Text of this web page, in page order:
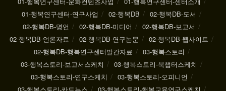
01-행복연구센터-연구사업
02-행복DB
02-행복DB-도서
02-행복DB-명언
02-행복DB-미디어
02-행복DB-보고서
02-행복DB-언론자료
02-행복DB-연구논문
02-행복DB-웹사이트
02-행복DB-행복연구센터발간자료
03-행복스토리
03-행복스토리-보고서스케치
03-행복스토리-북챕터스케치
03-행복스토리-연구스케치
03-행복스토리-오피니언